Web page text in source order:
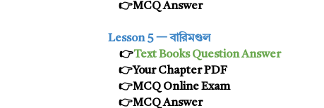
👉MCQ Answer
Lesson 5 一বারিমণ্ডল
👉Text Books Question Answer
👉Your Chapter PDF
👉MCQ Online Exam
👉MCQ Answer